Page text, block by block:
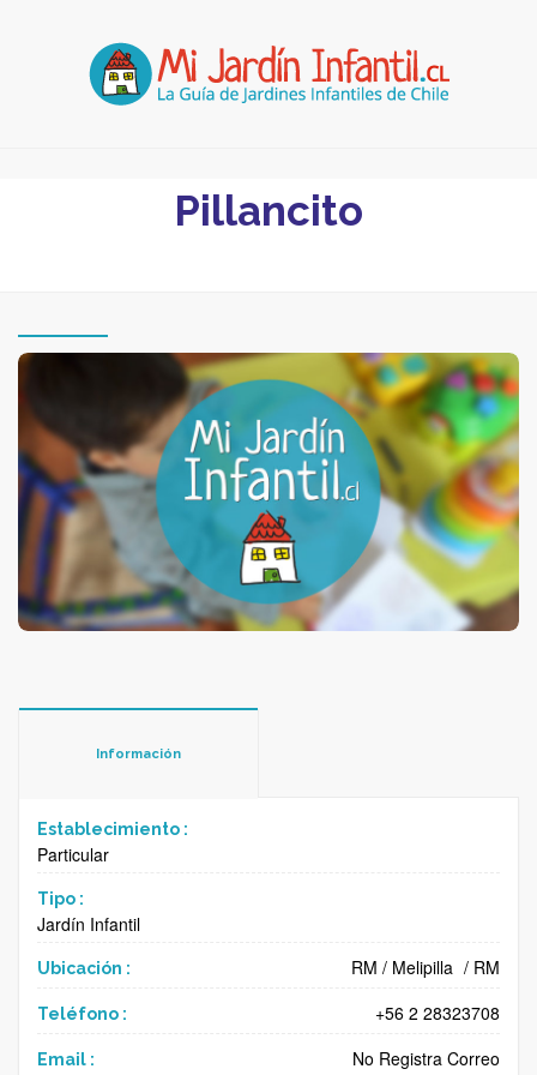
Pillancito
Información
Establecimiento :
Particular
Tipo :
Jardín Infantil
Ubicación : RM / Melipilla / RM
Teléfono : +56 2 28323708
Email : No Registra Correo